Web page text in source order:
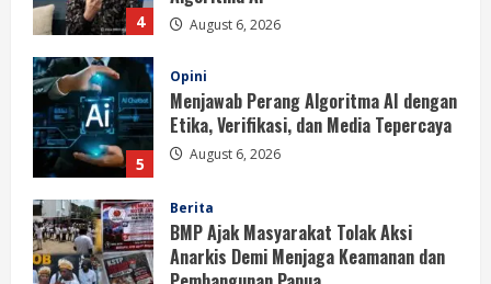
4 August 6, 2026
5
Opini
Menjawab Perang Algoritma AI dengan
Etika, Verifikasi, dan Media Tepercaya
August 6, 2026
Berita
BMP Ajak Masyarakat Tolak Aksi
Anarkis Demi Menjaga Keamanan dan